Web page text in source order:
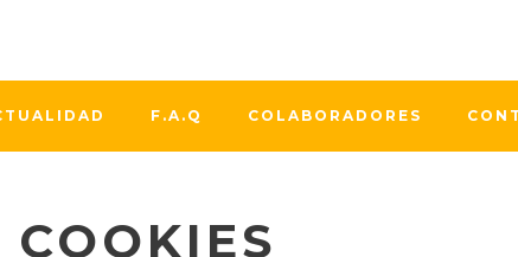
F.A.Q COLABORADORES